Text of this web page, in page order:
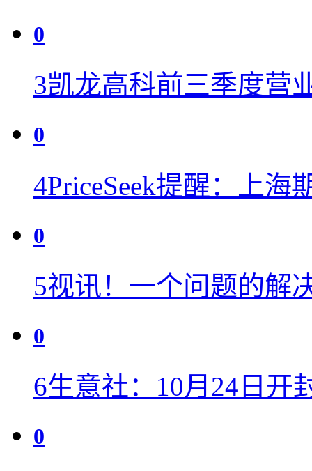
0
3凯龙高科前三季度营
0
4PriceSeek提醒：上海
0
5视讯！一个问题的解
0
6生意社：10月24日开
0